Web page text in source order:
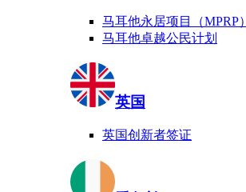
马耳他永居项目（MPRP）
马耳他卓越公民计划
英国
英国创新者签证